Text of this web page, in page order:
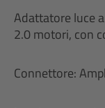
Adattatore luce
2.0 motori, con
Connettore: